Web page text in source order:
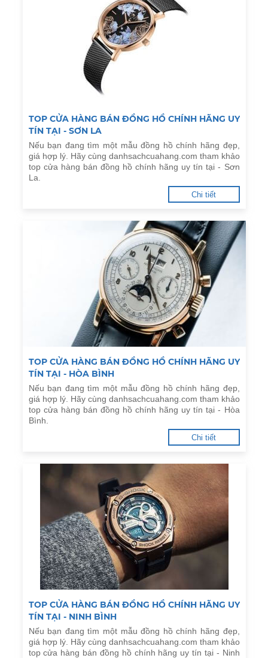
TOP CỬA HÀNG BÁN ĐỒNG HỒ CHÍNH HÃNG UY
TÍN TẠI - SƠN LA
Nếu bạn đang tìm một mẫu đồng hồ chính hãng đẹp,
giá hợp lý. Hãy cùng danhsachcuahang.com tham khảo
top cửa hàng bán đồng hồ chính hãng uy tín tại - Sơn
La.
Chi tiết
TOP CỬA HÀNG BÁN ĐỒNG HỒ CHÍNH HÃNG UY
TÍN TẠI - HÒA BÌNH
Nếu bạn đang tìm một mẫu đồng hồ chính hãng đẹp,
giá hợp lý. Hãy cùng danhsachcuahang.com tham khảo
top cửa hàng bán đồng hồ chính hãng uy tín tại - Hòa
Bình.
Chi tiết
TOP CỬA HÀNG BÁN ĐỒNG HỒ CHÍNH HÃNG UY
TÍN TẠI - NINH BÌNH
Nếu bạn đang tìm một mẫu đồng hồ chính hãng đẹp,
giá hợp lý. Hãy cùng danhsachcuahang.com tham khảo
top cửa hàng bán đồng hồ chính hãng uy tín tại - Ninh